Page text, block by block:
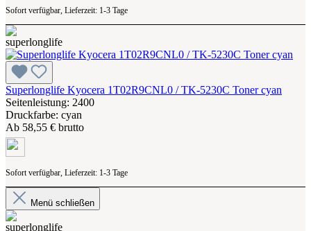
Sofort verfügbar, Lieferzeit: 1-3 Tage
Superlonglife Kyocera 1T02R9CNL0 / TK-5230C Toner cyan
Seitenleistung: 2400
Druckfarbe: cyan
Ab 58,55 € brutto
Sofort verfügbar, Lieferzeit: 1-3 Tage
Menü schließen